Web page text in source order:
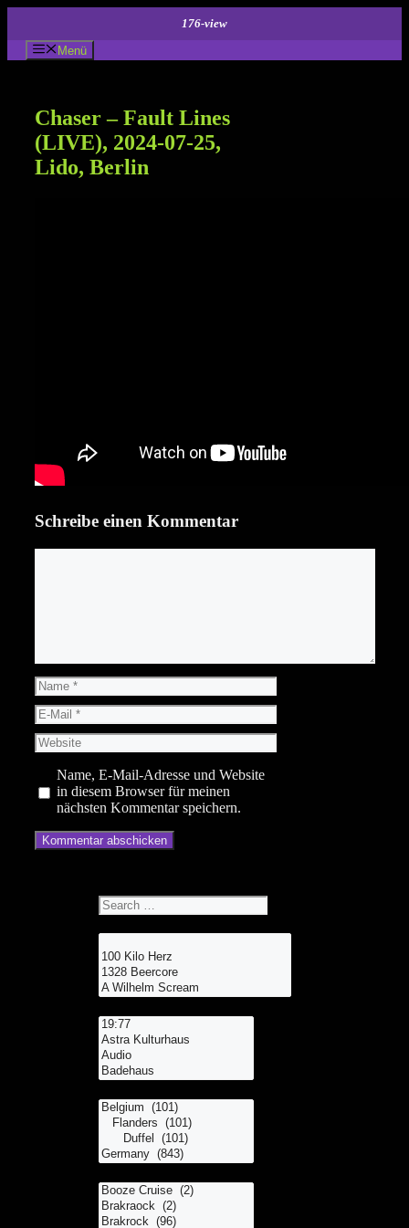
springen
176-view
Menü
Chaser – Fault Lines
(LIVE), 2024-07-25,
Lido, Berlin
Schreibe einen Kommentar
Name
E-
Mail
Website
Name, E-Mail-Adresse und Website
in diesem Browser für meinen
nächsten Kommentar speichern.